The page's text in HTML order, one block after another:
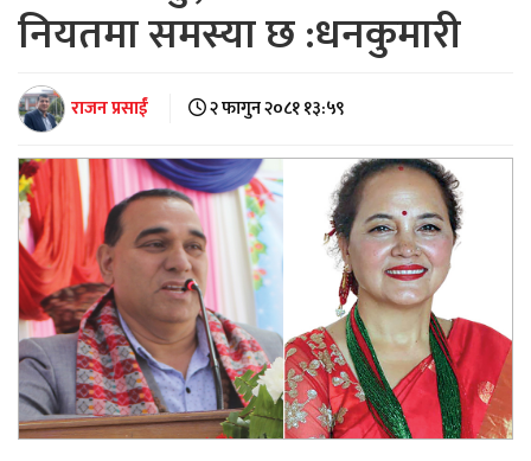
नियतमा समस्या छ :धनकुमारी
राजन प्रसाईं २ फागुन २०८१ १३:५९